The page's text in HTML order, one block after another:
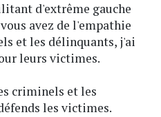
d'extrême gauche
avez de l'empathie
et les délinquants, j'ai
leurs victimes.
criminels et les
les victimes.